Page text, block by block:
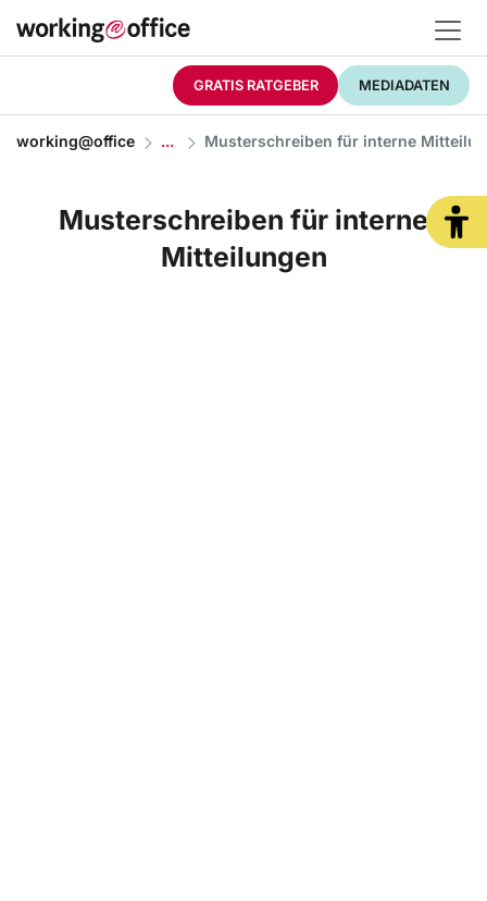
GRATIS RATGEBER MEDIADATEN
working@office Musterschreiben für interne
Musterschreiben für interne
Mitteilungen